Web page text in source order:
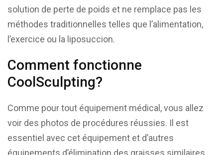
solution de perte de poids et ne remplace pas les
méthodes traditionnelles telles que l’alimentation,
l’exercice ou la liposuccion.
Comment fonctionne
CoolSculpting?
Comme pour tout équipement médical, vous allez
voir des photos de procédures réussies. Il est
essentiel avec cet équipement et d’autres
équipements d’élimination des graisses similaires